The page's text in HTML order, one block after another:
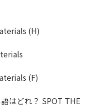
(H)
(F)
はどれ？ SPOT THE